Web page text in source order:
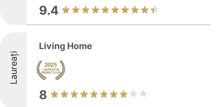
9.4
Laureați
Living Home
8